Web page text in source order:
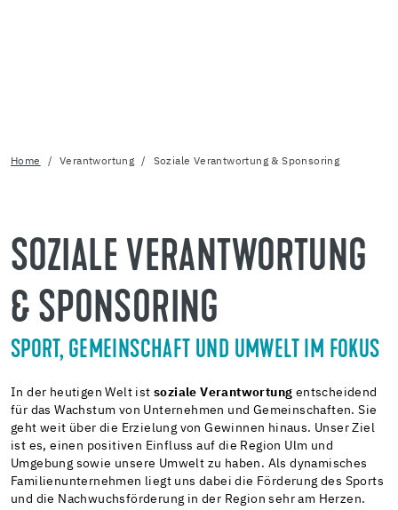
Home Verantwortung Soziale Verantwortung & Sponsoring
SOZIALE VERANTWORTUNG
& SPONSORING
SPORT, GEMEINSCHAFT UND UMWELT IM FOKUS
In der heutigen Welt ist soziale Verantwortung entscheidend
für das Wachstum von Unternehmen und Gemeinschaften. Sie
geht weit über die Erzielung von Gewinnen hinaus. Unser Ziel
ist es, einen positiven Einfluss auf die Region Ulm und
Umgebung sowie unsere Umwelt zu haben. Als dynamisches
Familienunternehmen liegt uns dabei die Förderung des Sports
und die Nachwuchsförderung in der Region sehr am Herzen.